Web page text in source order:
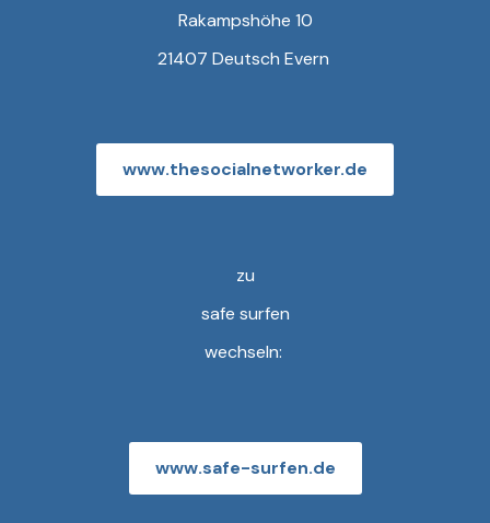
Rakampshöhe 10
21407 Deutsch Evern
www.thesocialnetworker.de
zu
safe surfen
wechseln:
www.safe-surfen.de